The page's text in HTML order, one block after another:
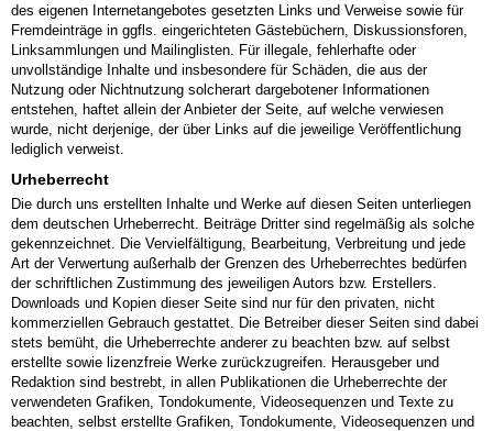
des eigenen Internetangebotes gesetzten Links und Verweise sowie für
Fremdeinträge in ggfls. eingerichteten Gästebüchern, Diskussionsforen,
Linksammlungen und Mailinglisten. Für illegale, fehlerhafte oder
unvollständige Inhalte und insbesondere für Schäden, die aus der
Nutzung oder Nichtnutzung solcherart dargebotener Informationen
entstehen, haftet allein der Anbieter der Seite, auf welche verwiesen
wurde, nicht derjenige, der über Links auf die jeweilige Veröffentlichung
lediglich verweist.
Urheberrecht
Die durch uns erstellten Inhalte und Werke auf diesen Seiten unterliegen
dem deutschen Urheberrecht. Beiträge Dritter sind regelmäßig als solche
gekennzeichnet. Die Vervielfältigung, Bearbeitung, Verbreitung und jede
Art der Verwertung außerhalb der Grenzen des Urheberrechtes bedürfen
der schriftlichen Zustimmung des jeweiligen Autors bzw. Erstellers.
Downloads und Kopien dieser Seite sind nur für den privaten, nicht
kommerziellen Gebrauch gestattet. Die Betreiber dieser Seiten sind dabei
stets bemüht, die Urheberrechte anderer zu beachten bzw. auf selbst
erstellte sowie lizenzfreie Werke zurückzugreifen. Herausgeber und
Redaktion sind bestrebt, in allen Publikationen die Urheberrechte der
verwendeten Grafiken, Tondokumente, Videosequenzen und Texte zu
beachten, selbst erstellte Grafiken, Tondokumente, Videosequenzen und